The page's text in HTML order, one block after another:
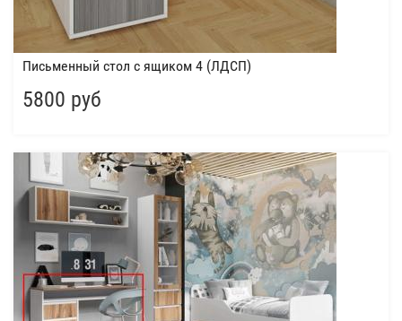
Письменный стол с ящиком 4 (ЛДСП)
5800 руб